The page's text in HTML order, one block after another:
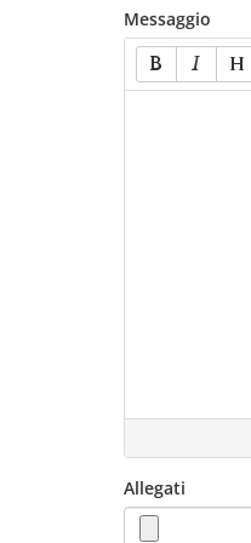
Messaggio
Allegati